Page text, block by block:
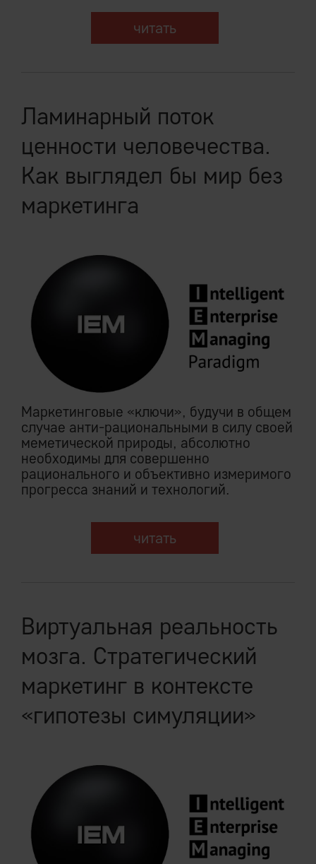
читать
Ламинарный поток
ценности человечества.
Как выглядел бы мир без
маркетинга
Маркетинговые «ключи», будучи в общем
случае анти-рациональными в силу своей
меметической природы, абсолютно
необходимы для совершенно
рационального и объективно измеримого
прогресса знаний и технологий.
читать
Виртуальная реальность
мозга. Стратегический
маркетинг в контексте
«гипотезы симуляции»